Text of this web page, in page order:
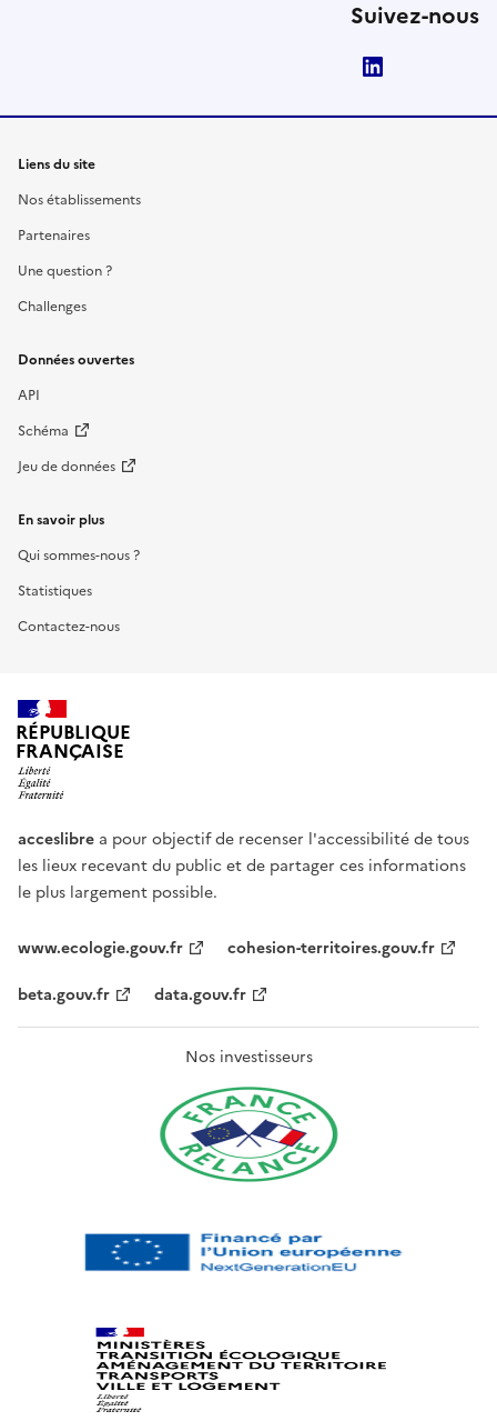
Suivez-nous
Liens du site
Nos établissements
Partenaires
Une question ?
Challenges
Données ouvertes
API
Schéma
Jeu de données
En savoir plus
Qui sommes-nous ?
Statistiques
Contactez-nous
RÉPUBLIQUE
FRANÇAISE
acceslibre a pour objectif de recenser l'accessibilité de tous
les lieux recevant du public et de partager ces informations
le plus largement possible.
www.ecologie.gouv.fr
cohesion-territoires.gouv.fr
beta.gouv.fr
data.gouv.fr
Nos investisseurs